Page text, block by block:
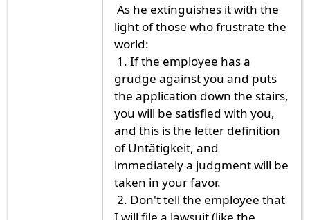
As he extinguishes it with the
light of those who frustrate the
world:
1. If the employee has a
grudge against you and puts
the application down the stairs,
you will be satisfied with you,
and this is the letter definition
of Untätigkeit, and
immediately a judgment will be
taken in your favor.
2. Don't tell the employee that
I will file a lawsuit (like the